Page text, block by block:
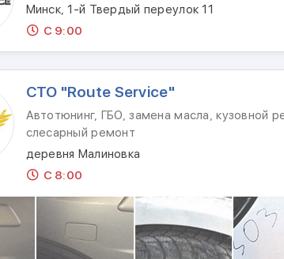
Минск, 1-й Твердый переулок 11
С 9:00
СТО "Route Service"
Автотюнинг, ГБО, замена масла, кузовной
слесарный ремонт
деревня Малиновка
С 8:00